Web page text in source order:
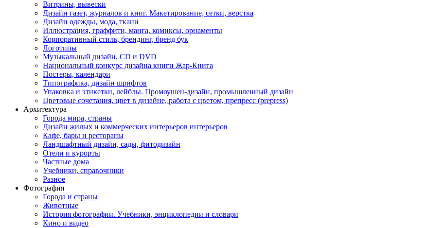
Витрины, вывески
Дизайн газет, журналов и книг. Макетирование, сетки, верстка
Дизайн одежды, мода, ткани
Иллюстрация, граффити, манга, комиксы, орнаменты
Корпоративный стиль, брендинг, бренд бук
Логотипы
Музыкальный дизайн, СD и DVD
Национальный конкурс дизайна книги Жар-Книга
Постеры, календари
Типографика, дизайн шрифтов
Упаковка и этикетки, лейблы. Промоушен-дизайн, промышленный дизайн
Цветовые сочетания, цвет в дизайне, работа с цветом, препресс (prepress)
Архитектура
Города мира, страны
Дизайн жилых и коммерческих интерьеров интерьеров
Кафе, бары и рестораны
Ландшафтный дизайн, сады, фитодизайн
Отели и курорты
Частные дома
Учебники, справочники
Разное
Фотография
Города и страны
Животные
История фотографии. Учебники, энциклопедии и словари
Кино и видео